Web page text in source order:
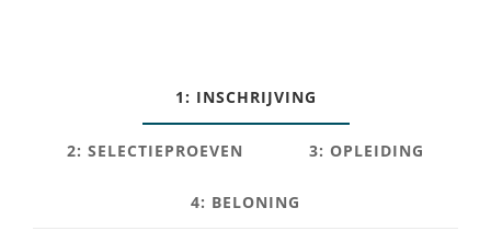
1: INSCHRIJVING
2: SELECTIEPROEVEN 3: OPLEIDING
4: BELONING